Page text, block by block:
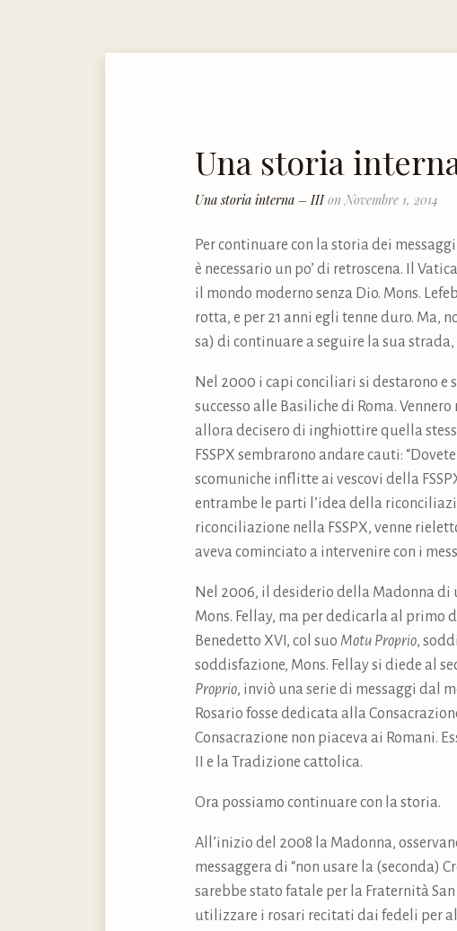
Una storia
Una storia interna – IIIon Novembre 1, 2014
Per continuare con la storia dei
è necessario un po’ di retroscena. Il
il mondo moderno senza Dio. Mons.
rotta, e per 21 anni egli tenne duro. Ma,
sa) di continuare a seguire la sua
Nel 2000 i capi conciliari si destarono e
successo alle Basiliche di Roma.
allora decisero di inghiottire quella
FSSPX sembrarono andare cauti:
scomuniche inflitte ai vescovi della
entrambe le parti l’idea della
riconciliazione nella FSSPX, venne
aveva cominciato a intervenire con i
Nel 2006, il desiderio della Madonna di
Mons. Fellay, ma per dedicarla al
Benedetto XVI, col suo Motu Proprio,
soddisfazione, Mons. Fellay si diede al
Proprio, inviò una serie di messaggi dal
Rosario fosse dedicata alla
Consacrazione non piaceva ai Romani.
II e la Tradizione cattolica.
Ora possiamo continuare con la storia.
All’inizio del 2008 la Madonna,
messaggera di “non usare la (seconda)
sarebbe stato fatale per la Fraternità
utilizzare i rosari recitati dai fedeli per